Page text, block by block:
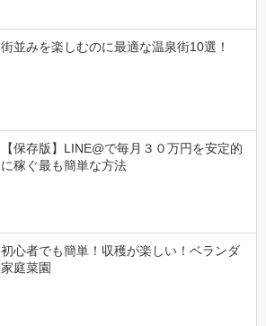
街並みを楽しむのに最適な温泉街10選！
【保存版】LINE@で毎月３０万円を安定的
に稼ぐ最も簡単な方法
初心者でも簡単！収穫が楽しい！ベランダ
家庭菜園